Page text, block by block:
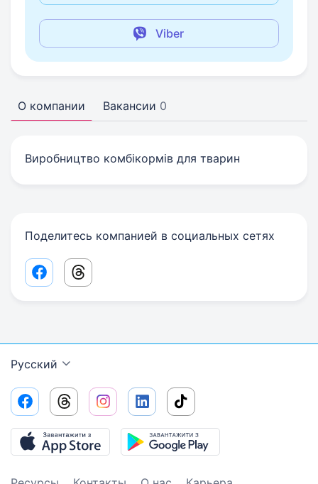
Viber
О компании Вакансии 0
Виробництво комбікормів для тварин
Поделитесь компанией в социальных сетях
Facebook share link
Threads share link
Русский